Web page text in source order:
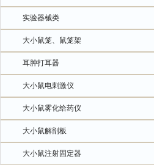
实验器械类
大小鼠笼、鼠笼架
耳肿打耳器
大小鼠电刺激仪
大小鼠雾化给药仪
大小鼠解剖板
大小鼠注射固定器